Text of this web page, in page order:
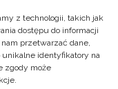
z technologii, takich jak
dostępu do informacji
przetwarzać dane,
identyfikatory na
zgody może